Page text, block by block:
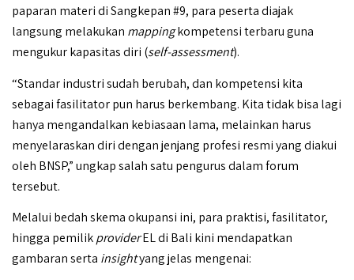
paparan materi di Sangkepan #9, para peserta diajak
langsung melakukan mappingkompetensi terbaru guna
mengukur kapasitas diri (self-assessment).
“Standar industri sudah berubah, dan kompetensi kita
sebagai fasilitator pun harus berkembang. Kita tidak bisa lagi
hanya mengandalkan kebiasaan lama, melainkan harus
menyelaraskan diri dengan jenjang profesi resmi yang diakui
oleh BNSP,” ungkap salah satu pengurus dalam forum
tersebut.
Melalui bedah skema okupansi ini, para praktisi, fasilitator,
hingga pemilikproviderEL di Bali kini mendapatkan
gambaran serta insightyang jelas mengenai: